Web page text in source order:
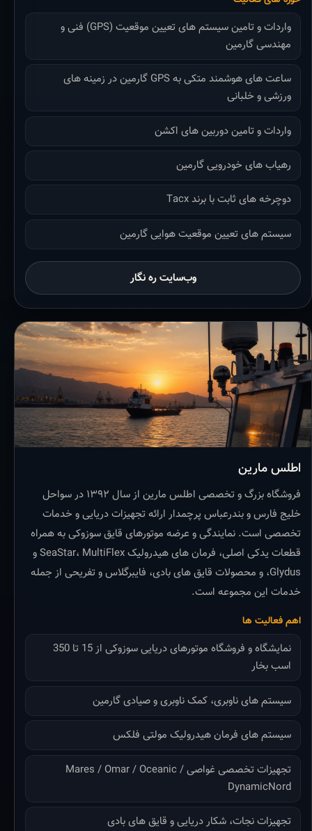
واردات و تامین سیستم های تعیین موقعیت (GPS) فنی و
مهندسی گارمین
ساعت های هوشمند متکی به GPS گارمین در زمینه های
ورزشی و خلبانی
واردات و تامین دوربین های اکشن
رهیاب های خودرویی گارمین
دوچرخه های ثابت با برند Tacx
سیستم های تعیین موقعیت هوایی گارمین
وب‌سایت ره نگار
اطلس مارین
فروشگاه بزرگ و تخصصی اطلس مارین از سال ۱۳۹۲ در سواحل
خلیج فارس و بندرعباس پرچمدار ارائه تجهیزات دریایی و خدمات
تخصصی است. نمایندگی و عرضه موتورهای قایق سوزوکی به همراه
قطعات یدکی اصلی، فرمان های هیدرولیک SeaStar، MultiFlex و
Glydus، و محصولات قایق های بادی، فایبرگلاس و تفریحی از جمله
خدمات این مجموعه است.
اهم فعالیت ها
نمایشگاه و فروشگاه موتورهای دریایی سوزوکی از 15 تا 350
اسب بخار
سیستم های ناوبری، کمک ناوبری و صیادی گارمین
سیستم های فرمان هیدرولیک مولتی فلکس
تجهیزات تخصصی غواصی Mares / Omar / Oceanic /
DynamicNord
تجهیزات نجات، شکار دریایی و قایق های بادی